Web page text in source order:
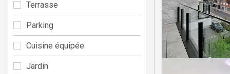
Terrasse
Parking
Cuisine équipée
Jardin